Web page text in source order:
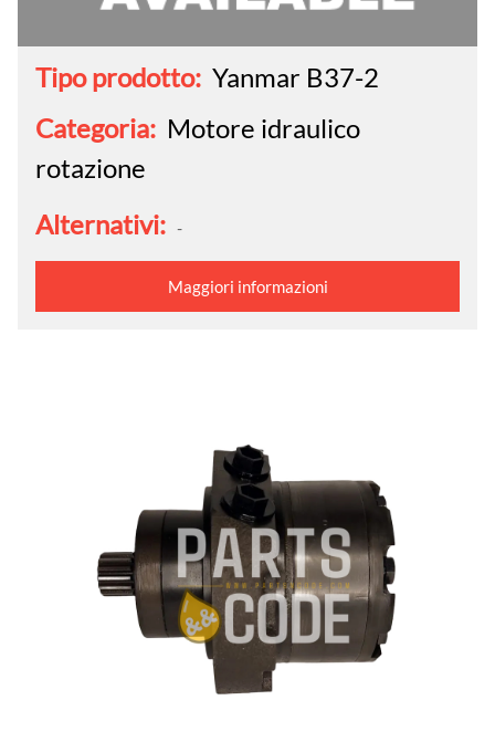
Tipo prodotto: Yanmar B37-2
Categoria: Motore idraulico
rotazione
Alternativi: -
Maggiori informazioni